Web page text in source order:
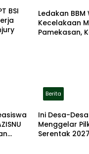
BSI
Ledakan BBM
Kecelakaan
Pamekasan,
Berita
Ini Desa-
Menggelar
Serentak